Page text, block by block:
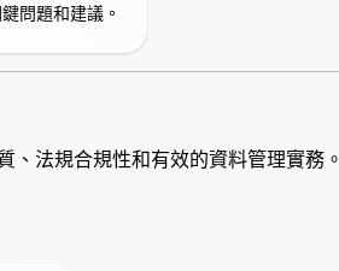
問題和建議。
、法規合規性和有效的資料管理實務。